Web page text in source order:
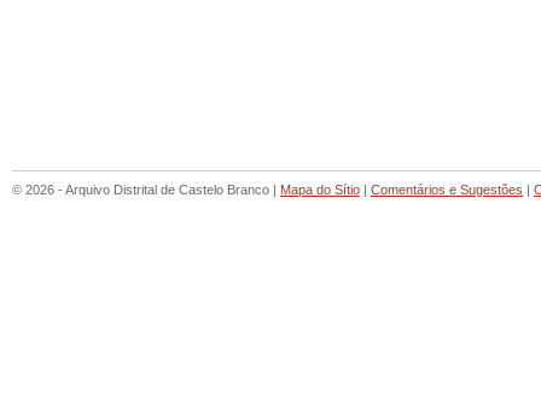
© 2026 - Arquivo Distrital de Castelo Branco | Mapa do Sítio Comentários e Sugestões